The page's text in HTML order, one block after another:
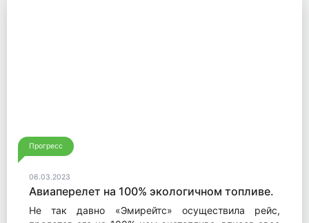
Прогресс
06.03.2023
Авиаперелет на 100% экологичном топливе.
Не так давно «Эмирейтс» осуществила рейс,